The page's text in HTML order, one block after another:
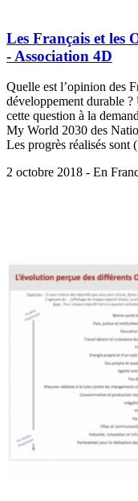
Les Français et les
- Association 4D
Quelle est l’opinion des
développement durable ?
cette question à la
My World 2030 des
Les progrès réalisés
2 octobre 2018 - En